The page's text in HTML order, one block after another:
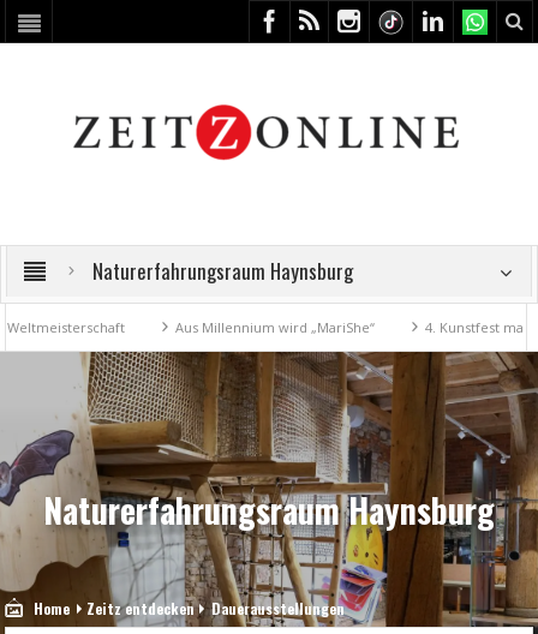
Naturerfahrungsraum Haynsburg
Aus Millennium wird „MariShe“ 4. Kunstfest macht Zeitz
Naturerfahrungsraum Haynsburg
Home Zeitz entdecken Dauerausstellungen